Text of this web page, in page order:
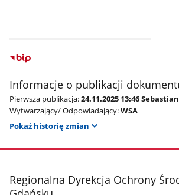
Informacje o publikacji
Pierwsza publikacja:24.11.2025 13:46
Wytwarzający/ Odpowiadający:WSA
Pokaż historię zmian
stopka
Regionalna Dyrekcja Ochrony